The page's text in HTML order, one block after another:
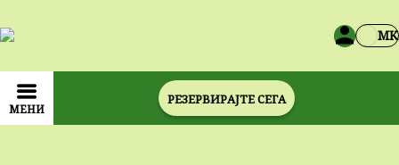
MK
МЕНИ
РЕЗЕРВИРАЈТЕ СЕГА